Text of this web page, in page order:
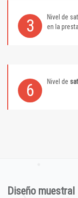
3 Nivel de
en la
6 Nivel de
Diseño muestral